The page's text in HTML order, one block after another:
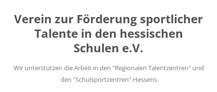
springen
Verein zur Förderung sportlicher
Talente in den hessischen
Schulen e.V.
Wir unterstützen die Arbeit in den "Regionalen Talentzentren" und
den "Schulsportzentren" Hessens